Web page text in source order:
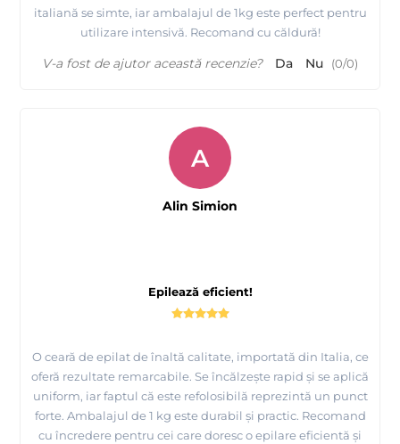
italiană se simte, iar ambalajul de 1kg este perfect pentru
utilizare intensivă. Recomand cu căldură!
V-a fost de ajutor această recenzie? Da Nu (0/0)
Epilează eficient!
O ceară de epilat de înaltă calitate, importată din Italia, ce
oferă rezultate remarcabile. Se încălzește rapid și se aplică
uniform, iar faptul că este refolosibilă reprezintă un punct
forte. Ambalajul de 1 kg este durabil și practic. Recomand
cu încredere pentru cei care doresc o epilare eficientă și
A
Alin Simion